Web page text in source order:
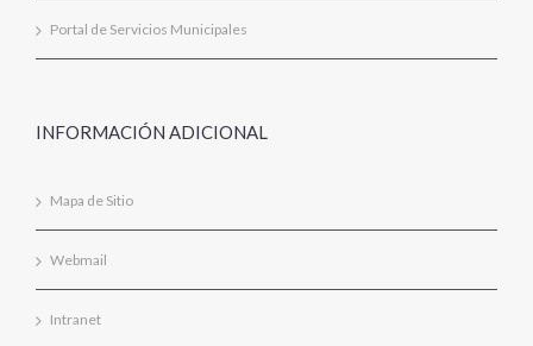
Portal de Servicios Municipales
INFORMACIÓN ADICIONAL
Mapa de Sitio
Webmail
Intranet